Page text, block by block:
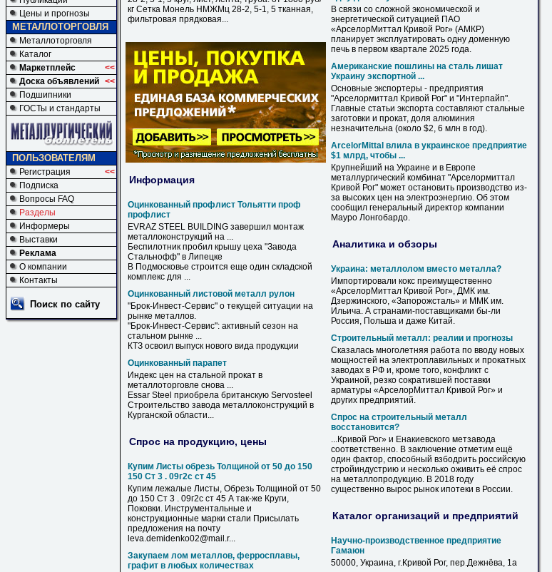
Цены и прогнозы
МЕТАЛЛОТОРГОВЛЯ
Металлоторговля
Каталог
Маркетплейс
<<
Доска объявлений <<
Подшипники
ГОСТы и стандарты
ПОЛЬЗОВАТЕЛЯМ
Регистрация
<<
Подписка
Вопросы FAQ
Разделы
Информеры
Выставки
Реклама
О компании
Контакты
Поиск по сайту
кг Сетка Монель НМЖМц 28-2, 5-1, 5 тканная,
фильтровая прядковая...
Информация
Оцинкованный профлист Тольятти проф
профлист
EVRAZ STEEL BUILDING завершил монтаж
металлоконструкций на ...
Беспилотник пробил крышу цеха "Завода
Стальнофф" в Липецке
В Подмосковье строится еще один складской
комплекс для ...
Оцинкованный листовой металл рулон
"Брок-Инвест-Сервис" о текущей ситуации на
рынке металлов.
"Брок-Инвест-Сервис": активный сезон на
стальном рынке ...
КТЗ освоил выпуск нового вида продукции
Оцинкованный парапет
Индекс цен на стальной прокат в
металлоторговле снова ...
Essar Steel приобрела британскую Servosteel
Строительство завода металлоконструкций в
Курганской области...
Спрос на продукцию, цены
Купим Листы обрезь Толщиной от 50 до 150
150 Ст 3 . 09г2с ст 45
Купим лежалые Листы, Обрезь Толщиной от 50
до 150 Ст 3 . 09г2с ст 45 А так-же Круги,
Поковки. Инструментальные и
конструкционные марки стали Присылать
предложения на почту
leva.demidenko02@mail.r...
Закупаем лом металлов, ферросплавы,
графит в любых количествах
В связи со сложной экономической и
энергетической ситуацией ПАО
«АрселорМиттал Кривой Рог» (АМКР)
планирует эксплуатировать одну доменную
печь в первом квартале 2025 года.
Американские пошлины на сталь лишат
Украину экспортной ...
Основные экспортеры - предприятия
"Арселормиттал Кривой Рог" и "Интерпайп".
Главные статьи экспорта составляют стальные
заготовки и прокат, доля алюминия
незначительна (около $2, 6 млн в год).
ArcelorMittal влила в украинское предприятие
$1 млрд, чтобы ...
Крупнейший на Украине и в Европе
металлургический комбинат "Арселормиттал
Кривой Рог" может остановить производство из-
за высоких цен на электроэнергию. Об этом
сообщил генеральный директор компании
Мауро Лонгобардо.
Аналитика и обзоры
Украина: металлолом вместо металла?
Импортировали кокс преимущественно
«АрселорМиттал Кривой Рог», ДМК им.
Дзержинского, «Запорожсталь» и ММК им.
Ильича. А странами-поставщиками бы-ли
Россия, Польша и даже Китай.
Строительный металл: реалии и прогнозы
Сказалась многолетняя работа по вводу новых
мощностей на электроплавильных и прокатных
заводах в РФ и, кроме того, конфликт с
Украиной, резко сократившей поставки
арматуры «АрселорМиттал Кривой Рог» и
других предприятий.
Спрос на строительный металл
восстановится?
...Кривой Рог» и Енакиевского метзавода
соответственно. В заключение отметим ещё
один фактор, способный взбодрить российскую
стройиндустрию и несколько оживить её спрос
на металлопродукцию. В 2018 году
существенно вырос рынок ипотеки в России.
Каталог организаций и предприятий
Научно-производственное предприятие
Гамаюн
50000, Украина, г.Кривой Рог, пер.Дежнёва, 1а